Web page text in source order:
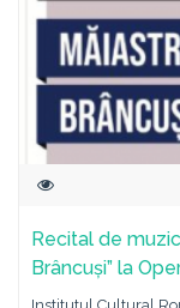
Recital de
Brâncuși” la